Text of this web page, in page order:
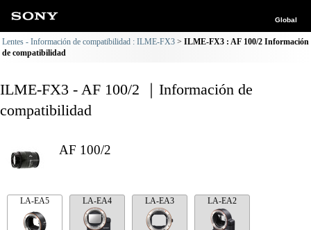
Global
Lentes - Información de compatibilidad : ILME-FX3
ILME-FX3 : AF 100/2 Información
de compatibilidad
ILME-FX3 - AF 100/2 ｜Información de
compatibilidad
AF 100/2
LA-EA5 LA-EA4 LA-EA3 LA-EA2